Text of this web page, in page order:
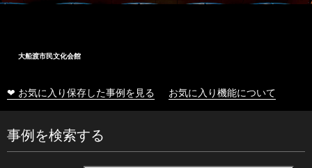
大船渡市民文化会館
❤ お気に入り保存した事例を見る お気に入り機能について
事例を検索する